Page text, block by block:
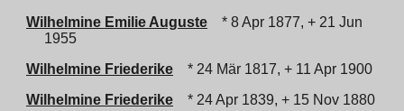
Wilhelmine Emilie Auguste
* 8 Apr 1877, + 21 Jun
1955
Wilhelmine Friederike
* 24 Mär 1817, + 11 Apr 1900
Wilhelmine Friederike
* 24 Apr 1839, + 15 Nov 1880